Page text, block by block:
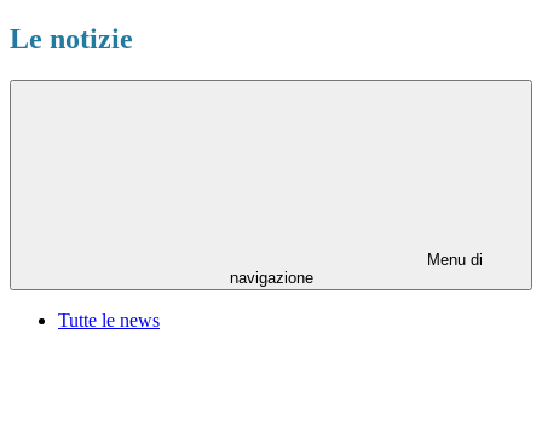
Le notizie
Menu di
navigazione
Tutte le news